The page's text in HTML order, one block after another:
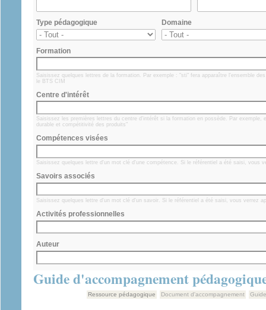
Type pédagogique Domaine
Formation
Saisissez quelques lettres de la formation. Par exemple : "sti" fera apparaître l'ensemble
le BTS CIM
Centre d'intérêt
Saisissez les premières lettres du centre d'intérêt si la formation en possède. Par exemple,
durable et compétitivité des produits"
Compétences visées
Saisissez quelques lettre d'un mot clé d'une compétence. Si le référentiel a été saisi, vous
Savoirs associés
Saisissez quelques lettre d'un mot clé d'un savoir. Si le référentiel a été saisi, vous verrez
Activités professionnelles
Auteur
Guide d'accompagnement
Ressource pédagogique Document d'accompagnement Guide